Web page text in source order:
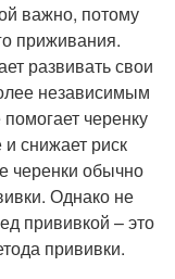
важно, потому
приживания.
развивать свои
независимым
черенку
снижает риск
черенки обычно
Однако не
прививкой – это
прививки.